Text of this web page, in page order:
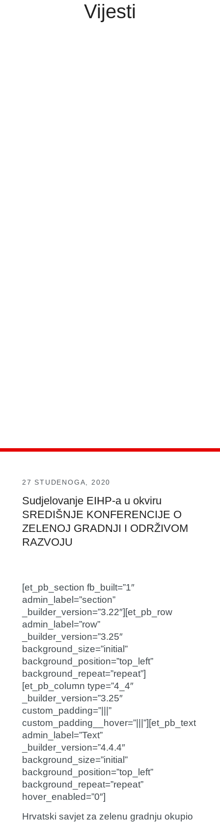
Vijesti
27 STUDENOGA, 2020
Sudjelovanje EIHP-a u okviru
SREDIŠNJE KONFERENCIJE O
ZELENOJ GRADNJI I ODRŽIVOM
RAZVOJU
[et_pb_section fb_built=”1″
admin_label=”section”
_builder_version=”3.22″][et_pb_row
admin_label=”row”
_builder_version=”3.25″
background_size=”initial”
background_position=”top_left”
background_repeat=”repeat”]
[et_pb_column type=”4_4″
_builder_version=”3.25″
custom_padding=”|||”
custom_padding__hover=”|||”][et_pb_text
admin_label=”Text”
_builder_version=”4.4.4″
background_size=”initial”
background_position=”top_left”
background_repeat=”repeat”
hover_enabled=”0″]
Hrvatski savjet za zelenu gradnju okupio